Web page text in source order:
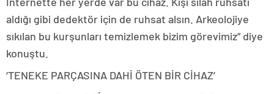
aldığı gibi dedektör için de ruhsat alsın. Arkeolojiye
sıkılan bu kurşunları temizlemek bizim görevimiz” diye
konuştu.
‘TENEKE PARÇASINA DAHİ ÖTEN BİR CİHAZ’